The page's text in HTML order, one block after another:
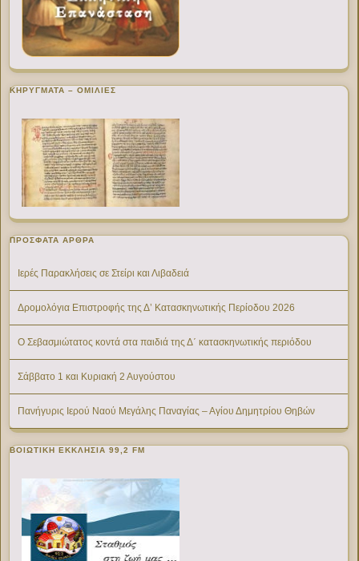
ΚΗΡΥΓΜΑΤΑ – ΟΜΙΛΙΕΣ
ΠΡΌΣΦΑΤΑ ΆΡΘΡΑ
Ιερές Παρακλήσεις σε Στείρι και Λιβαδειά
Δρομολόγια Επιστροφής της Δ’ Κατασκηνωτικής Περίοδου 2026
Ο Σεβασμιώτατος κοντά στα παιδιά της Δ΄ κατασκηνωτικής περιόδου
Σάββατο 1 και Κυριακή 2 Αυγούστου
Πανήγυρις Ιερού Ναού Μεγάλης Παναγίας – Αγίου Δημητρίου Θηβών
ΒΟΙΩΤΙΚΉ ΕΚΚΛΗΣΊΑ 99,2 FM